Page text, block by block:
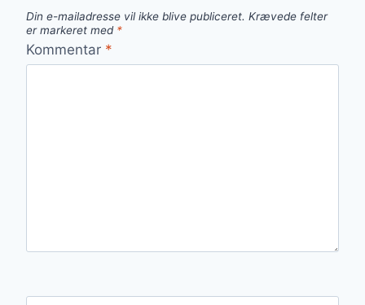
Din e-mailadresse vil ikke blive publiceret. Krævede felter
er markeret med *
Kommentar *